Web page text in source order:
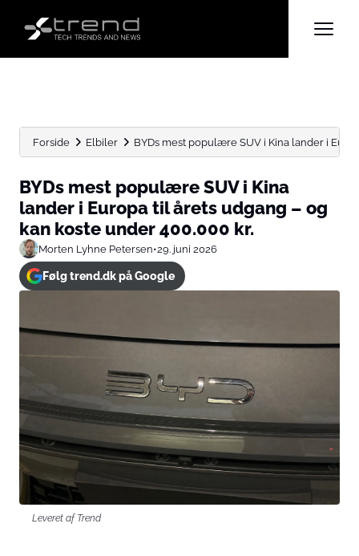
Forside Elbiler BYDs mest populære SUV i Kina lander i
BYDs mest populære SUV i Kina
lander i Europa til årets udgang – og
kan koste under 400.000 kr.
Morten Lyhne Petersen•29. juni 2026
Følg trend.dk på Google
Leveret af Trend